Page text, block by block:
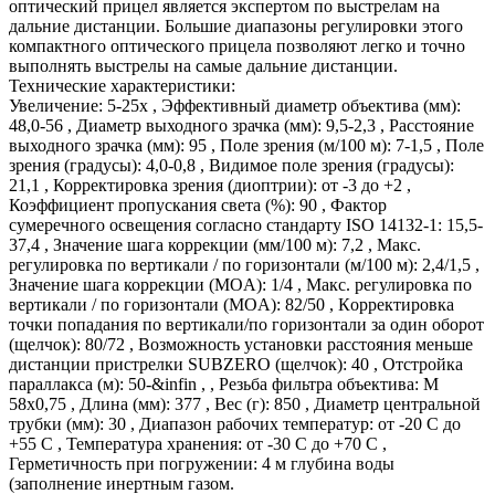
оптический прицел является экспертом по выстрелам на
дальние дистанции. Большие диапазоны регулировки этого
компактного оптического прицела позволяют легко и точно
выполнять выстрелы на самые дальние дистанции.
Технические характеристики:
Увеличение: 5-25x , Эффективный диаметр объектива (мм):
48,0-56 , Диаметр выходного зрачка (мм): 9,5-2,3 , Расстояние
выходного зрачка (мм): 95 , Поле зрения (м/100 м): 7-1,5 , Поле
зрения (градусы): 4,0-0,8 , Видимое поле зрения (градусы):
21,1 , Корректировка зрения (диоптрии): от -3 до +2 ,
Коэффициент пропускания света (%): 90 , Фактор
сумеречного освещения согласно стандарту ISO 14132-1: 15,5-
37,4 , Значение шага коррекции (мм/100 м): 7,2 , Макс.
регулировка по вертикали / по горизонтали (м/100 м): 2,4/1,5 ,
Значение шага коррекции (MOA): 1/4 , Макс. регулировка по
вертикали / по горизонтали (MOA): 82/50 , Кoрректировка
точки попадания по вертикали/по горизонтали за один оборот
(щелчок): 80/72 , Возможность установки расстояния меньше
дистанции пристрелки SUBZERO (щелчок): 40 , Отстройка
параллакса (м): 50-&infin , , Резьба фильтра объектива: M
58x0,75 , Длина (мм): 377 , Вес (г): 850 , Диаметр центральной
трубки (мм): 30 , Диапазон рабочих температур: от -20 C до
+55 C , Температура хранения: от -30 C до +70 C ,
Герметичность при погружении: 4 м глубина воды
(заполнение инертным газом.